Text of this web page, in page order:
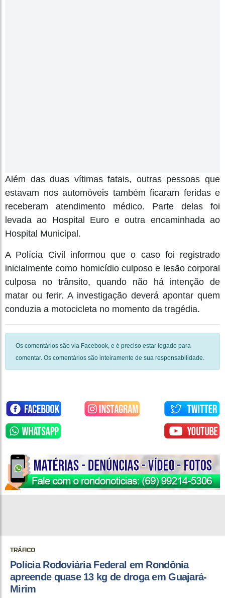
Além das duas vítimas fatais, outras pessoas que
estavam nos automóveis também ficaram feridas e
receberam atendimento médico. Parte delas foi
levada ao Hospital Euro e outra encaminhada ao
Hospital Municipal.
A Polícia Civil informou que o caso foi registrado
inicialmente como homicídio culposo e lesão corporal
culposa no trânsito, quando não há intenção de
matar ou ferir. A investigação deverá apontar quem
conduzia a motocicleta no momento da tragédia.
Os comentários são via Facebook, e é preciso estar logado para
comentar. Os comentários são inteiramente de sua responsabilidade.
TRÁFICO
Polícia Rodoviária Federal em Rondônia
apreende quase 13 kg de droga em Guajará-
Mirim